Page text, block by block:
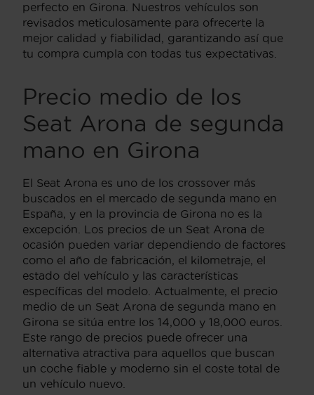
perfecto en Girona. Nuestros vehículos son
revisados meticulosamente para ofrecerte la
mejor calidad y fiabilidad, garantizando así que
tu compra cumpla con todas tus expectativas.
Precio medio de los
Seat Arona de segunda
mano en Girona
El Seat Arona es uno de los crossover más
buscados en el mercado de segunda mano en
España, y en la provincia de Girona no es la
excepción. Los precios de un Seat Arona de
ocasión pueden variar dependiendo de factores
como el año de fabricación, el kilometraje, el
estado del vehículo y las características
específicas del modelo. Actualmente, el precio
medio de un Seat Arona de segunda mano en
Girona se sitúa entre los 14,000 y 18,000 euros.
Este rango de precios puede ofrecer una
alternativa atractiva para aquellos que buscan
un coche fiable y moderno sin el coste total de
un vehículo nuevo.